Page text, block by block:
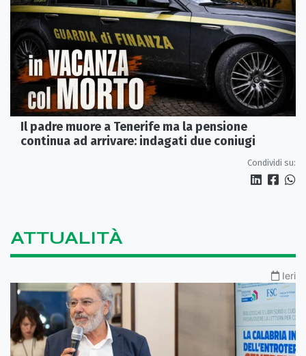
Il padre muore a Tenerife ma la pensione
continua ad arrivare: indagati due coniugi
Condividi su:
ATTUALITÀ
Ieri